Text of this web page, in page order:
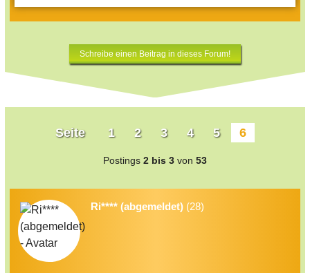
Schreibe einen Beitrag in dieses Forum!
Seite 1 2 3 4 5 6
Postings 2 bis 3 von 53
Ri**** (abgemeldet) (28)